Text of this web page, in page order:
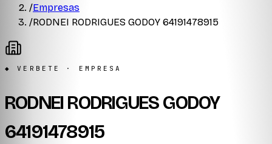
/Empresas
/RODNEI RODRIGUES GODOY 64191478915
◆ VERBETE · EMPRESA
RODNEI RODRIGUES GODOY
64191478915